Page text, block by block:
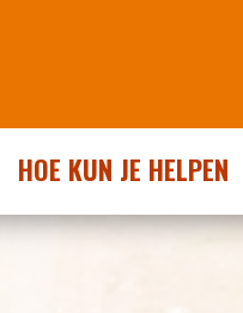
HOE KUN JE HELPEN